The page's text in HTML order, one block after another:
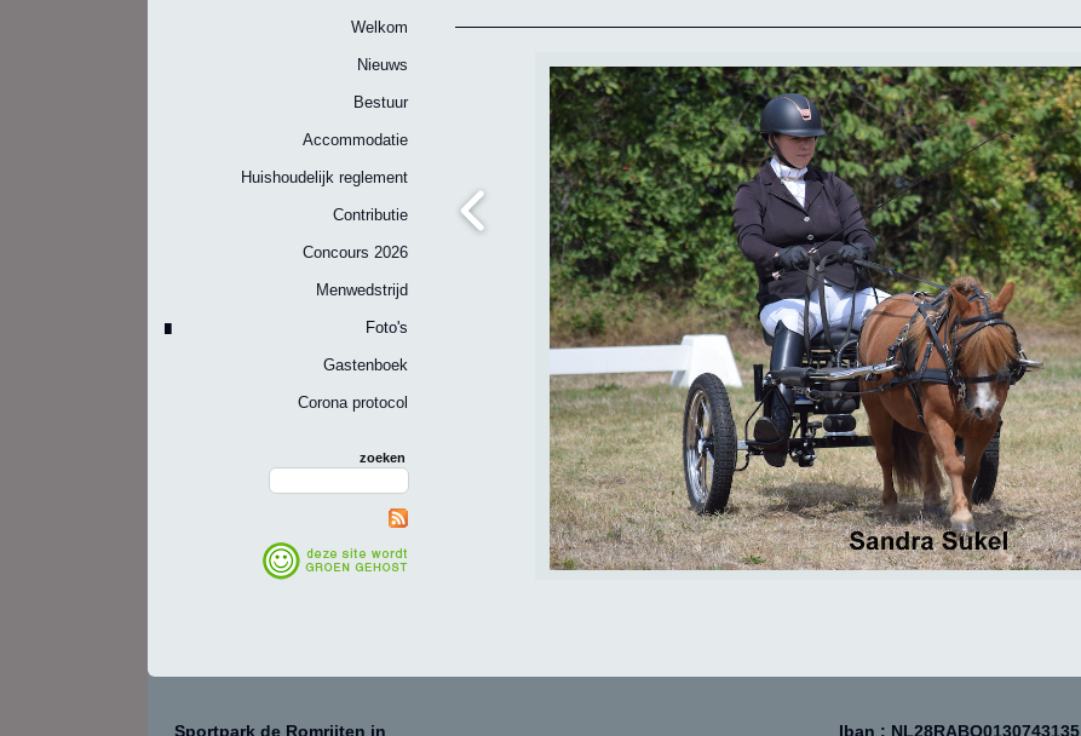
Welkom
Nieuws
Bestuur
Accommodatie
Huishoudelijk reglement
Contributie
Concours 2026
Menwedstrijd
Foto's
Gastenboek
Corona protocol
zoeken
Sportpark de Romrijten in Iban : NL28RABO0130743135